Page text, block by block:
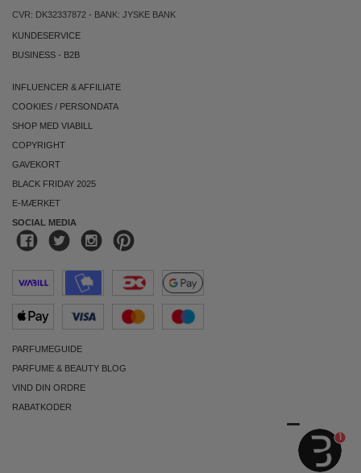
CVR: DK32337872 - BANK: JYSKE BANK
KUNDESERVICE
BUSINESS - B2B
INFLUENCER & AFFILIATE
COOKIES / PERSONDATA
SHOP MED VIABILL
COPYRIGHT
GAVEKORT
BLACK FRIDAY 2025
E-MÆRKET
SOCIAL MEDIA
PARFUMEGUIDE
PARFUME & BEAUTY BLOG
VIND DIN ORDRE
RABATKODER
1